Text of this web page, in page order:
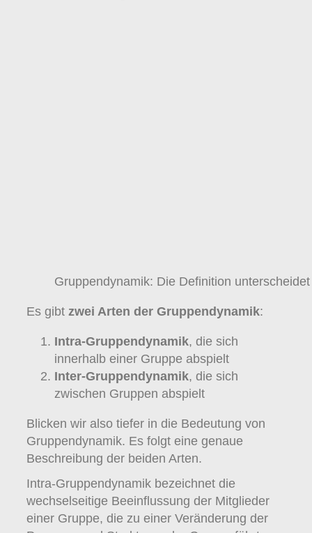
Gruppendynamik: Die Definition
Es gibt zwei Arten der Gruppendynamik:
Intra-Gruppendynamik, die sich
innerhalb einer Gruppe abspielt
Inter-Gruppendynamik, die sich
zwischen Gruppen abspielt
Blicken wir also tiefer in die Bedeutung von
Gruppendynamik. Es folgt eine genaue
Beschreibung der beiden Arten.
Intra-Gruppendynamik bezeichnet die
wechselseitige Beeinflussung der Mitglieder
einer Gruppe, die zu einer Veränderung der